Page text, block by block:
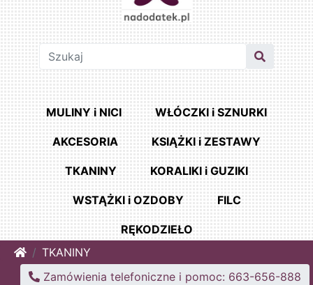
MULINY i NICI WŁÓCZKI i SZNURKI
AKCESORIA KSIĄŻKI i ZESTAWY
TKANINY KORALIKI i GUZIKI
WSTĄŻKI i OZDOBY FILC
RĘKODZIEŁO
HomeTKANINY
Zamówienia telefoniczne i pomoc: 663-656-888